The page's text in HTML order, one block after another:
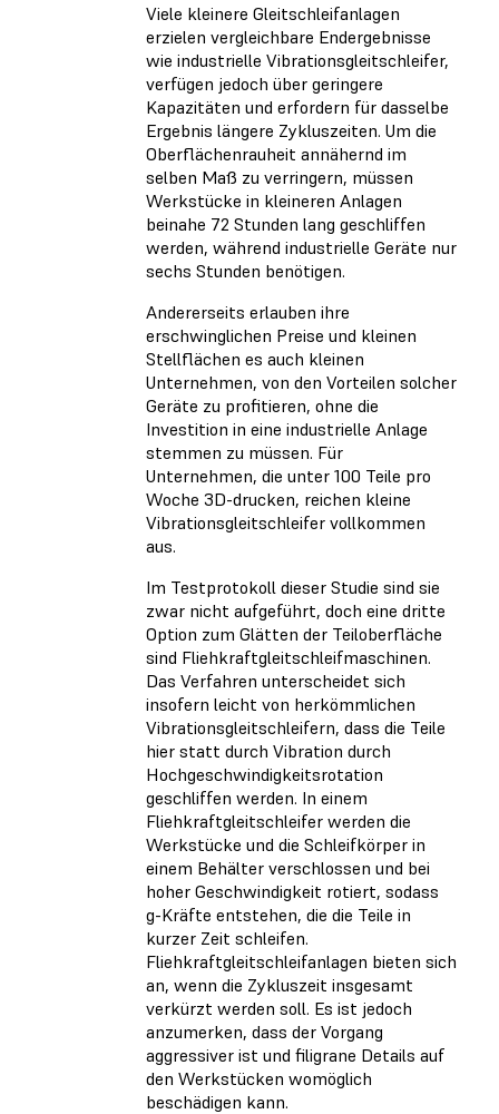
Viele kleinere Gleitschleifanlagen
erzielen vergleichbare Endergebnisse
wie industrielle Vibrationsgleitschleifer,
verfügen jedoch über geringere
Kapazitäten und erfordern für dasselbe
Ergebnis längere Zykluszeiten. Um die
Oberflächenrauheit annähernd im
selben Maß zu verringern, müssen
Werkstücke in kleineren Anlagen
beinahe 72 Stunden lang geschliffen
werden, während industrielle Geräte nur
sechs Stunden benötigen.
Andererseits erlauben ihre
erschwinglichen Preise und kleinen
Stellflächen es auch kleinen
Unternehmen, von den Vorteilen solcher
Geräte zu profitieren, ohne die
Investition in eine industrielle Anlage
stemmen zu müssen. Für
Unternehmen, die unter 100 Teile pro
Woche 3D-drucken, reichen kleine
Vibrationsgleitschleifer vollkommen
aus.
Im Testprotokoll dieser Studie sind sie
zwar nicht aufgeführt, doch eine dritte
Option zum Glätten der Teiloberfläche
sind Fliehkraftgleitschleifmaschinen.
Das Verfahren unterscheidet sich
insofern leicht von herkömmlichen
Vibrationsgleitschleifern, dass die Teile
hier statt durch Vibration durch
Hochgeschwindigkeitsrotation
geschliffen werden. In einem
Fliehkraftgleitschleifer werden die
Werkstücke und die Schleifkörper in
einem Behälter verschlossen und bei
hoher Geschwindigkeit rotiert, sodass
g-Kräfte entstehen, die die Teile in
kurzer Zeit schleifen.
Fliehkraftgleitschleifanlagen bieten sich
an, wenn die Zykluszeit insgesamt
verkürzt werden soll. Es ist jedoch
anzumerken, dass der Vorgang
aggressiver ist und filigrane Details auf
den Werkstücken womöglich
beschädigen kann.